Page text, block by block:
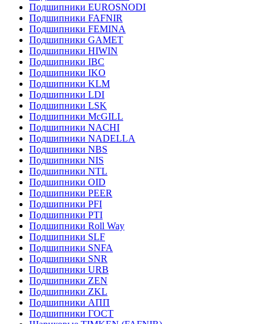
Подшипники EUROSNODI
Подшипники FAFNIR
Подшипники FEMINA
Подшипники GAMET
Подшипники HIWIN
Подшипники IBC
Подшипники IKO
Подшипники KLM
Подшипники LDI
Подшипники LSK
Подшипники McGILL
Подшипники NACHI
Подшипники NADELLA
Подшипники NBS
Подшипники NIS
Подшипники NTL
Подшипники OID
Подшипники PEER
Подшипники PFI
Подшипники PTI
Подшипники Roll Way
Подшипники SLF
Подшипники SNFA
Подшипники SNR
Подшипники URB
Подшипники ZEN
Подшипники ZKL
Подшипники АПП
Подшипники ГОСТ